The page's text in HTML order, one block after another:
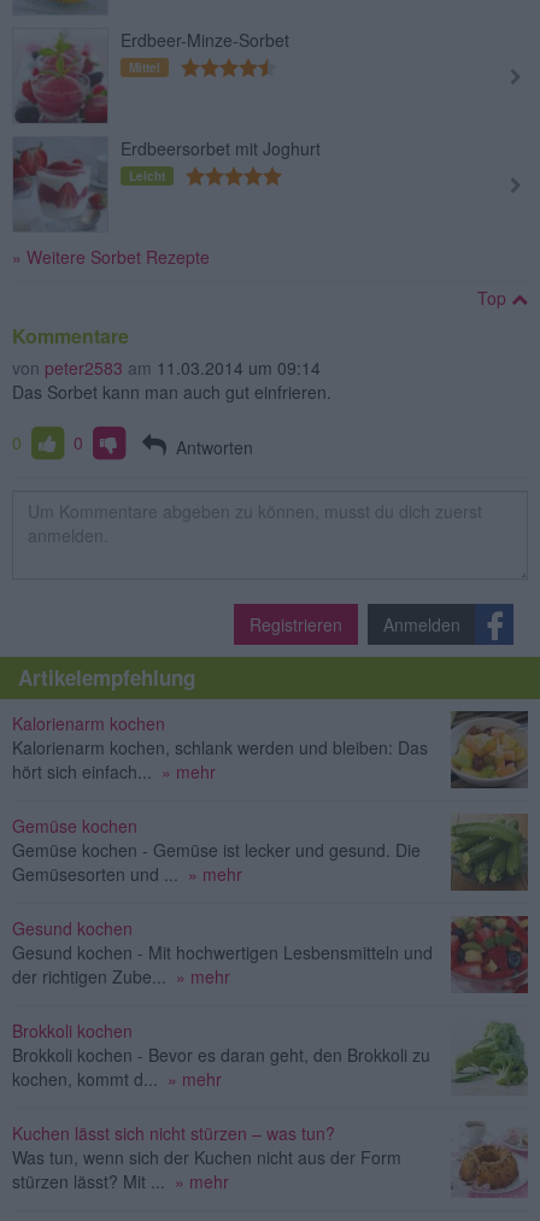
Erdbeer-Minze-Sorbet
Mittel
Erdbeersorbet mit Joghurt
Leicht
» Weitere Sorbet Rezepte
Top
Kommentare
von peter2583 am 11.03.2014 um 09:14
Das Sorbet kann man auch gut einfrieren.
0 0 Antworten
Registrieren Anmelden
Artikelempfehlung
Kalorienarm kochen
Kalorienarm kochen, schlank werden und bleiben: Das
hört sich einfach...
» mehr
Gemüse kochen
Gemüse kochen - Gemüse ist lecker und gesund. Die
Gemüsesorten und ...
» mehr
Gesund kochen
Gesund kochen - Mit hochwertigen Lesbensmitteln und
der richtigen Zube...
» mehr
Brokkoli kochen
Brokkoli kochen - Bevor es daran geht, den Brokkoli zu
kochen, kommt d...
» mehr
Kuchen lässt sich nicht stürzen – was tun?
Was tun, wenn sich der Kuchen nicht aus der Form
stürzen lässt? Mit ...
» mehr